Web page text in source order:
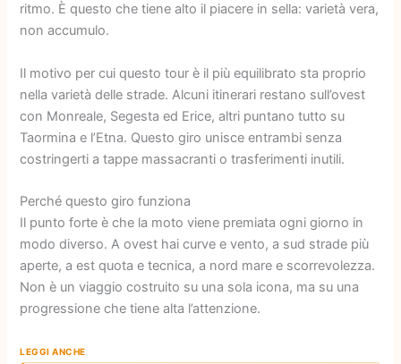
ritmo. È questo che tiene alto il piacere in sella: varietà vera,
non accumulo.
Il motivo per cui questo tour è il più equilibrato sta proprio
nella varietà delle strade. Alcuni itinerari restano sull’ovest
con Monreale, Segesta ed Erice, altri puntano tutto su
Taormina e l’Etna. Questo giro unisce entrambi senza
costringerti a tappe massacranti o trasferimenti inutili.
Perché questo giro funziona
Il punto forte è che la moto viene premiata ogni giorno in
modo diverso. A ovest hai curve e vento, a sud strade più
aperte, a est quota e tecnica, a nord mare e scorrevolezza.
Non è un viaggio costruito su una sola icona, ma su una
progressione che tiene alta l’attenzione.
LEGGI ANCHE